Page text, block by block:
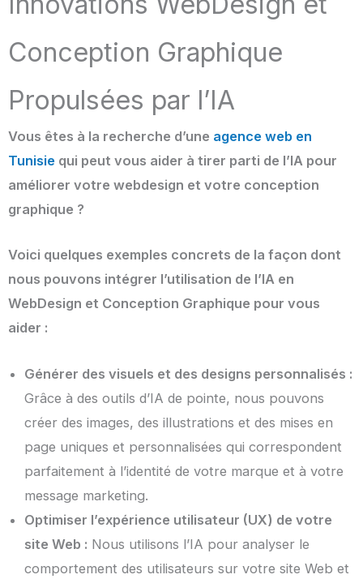
Conception Graphique
Propulsées par l’IA
Vous êtes à la recherche d’une agence web en
Tunisie qui peut vous aider à tirer parti de l’IA pour
améliorer votre webdesign et votre conception
graphique ?
Voici quelques exemples concrets de la façon dont
nous pouvons intégrer l’utilisation de l’IA en
WebDesign et Conception Graphique pour vous
aider :
Générer des visuels et des designs personnalisés :
Grâce à des outils d’IA de pointe, nous pouvons
créer des images, des illustrations et des mises en
page uniques et personnalisées qui correspondent
parfaitement à l’identité de votre marque et à votre
message marketing.
Optimiser l’expérience utilisateur (UX) de votre
site Web : Nous utilisons l’IA pour analyser le
comportement des utilisateurs sur votre site Web et